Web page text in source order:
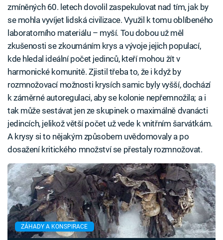
zmíněných 60. letech dovolil zaspekulovat nad tím, jak by
se mohla vyvíjet lidská civilizace. Využil k tomu oblíbeného
laboratorního materiálu – myší. Tou dobou už měl
zkušenosti se zkoumáním krys a vývoje jejich populací,
kde hledal ideální počet jedinců, kteří mohou žít v
harmonické komunitě. Zjistil třeba to, že i když by
rozmnožovací možnosti krysích samic byly vyšší, dochází
k záměrné autoregulaci, aby se kolonie nepřemnožila; a i
tak může sestávat jen ze skupinek o maximálně dvanácti
jedincích, jelikož větší počet už vede k vnitřním šarvátkám.
A krysy si to nějakým způsobem uvědomovaly a po
dosažení kritického množství se přestaly rozmnožovat.
ZÁHADY A KONSPIRACE